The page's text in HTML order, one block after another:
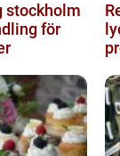
stockholm
för